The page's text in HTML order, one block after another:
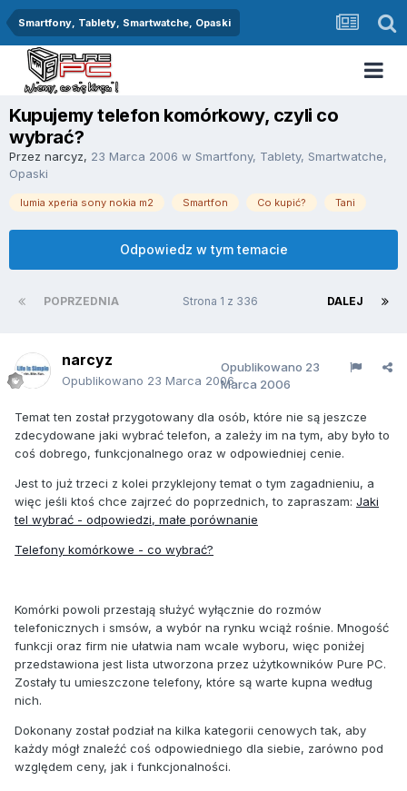
Smartfony, Tablety, Smartwatche, Opaski
Kupujemy telefon komórkowy, czyli co
wybrać?
Przez narcyz, 23 Marca 2006 w Smartfony, Tablety, Smartwatche,
Opaski
lumia xperia sony nokia m2 Smartfon Co kupić? Tani
Odpowiedz w tym temacie
POPRZEDNIA DALEJ
Strona 1 z 336
narcyz
Opublikowano 23 Marca 2006
Opublikowano 23
Marca 2006
Temat ten został przygotowany dla osób, które nie są jeszcze
zdecydowane jaki wybrać telefon, a zależy im na tym, aby było to
coś dobrego, funkcjonalnego oraz w odpowiedniej cenie.
Jest to już trzeci z kolei przyklejony temat o tym zagadnieniu, a
więc jeśli ktoś chce zajrzeć do poprzednich, to zapraszam: Jaki
tel wybrać - odpowiedzi, małe porównanie
Telefony komórkowe - co wybrać?
Komórki powoli przestają służyć wyłącznie do rozmów
telefonicznych i smsów, a wybór na rynku wciąż rośnie. Mnogość
funkcji oraz firm nie ułatwia nam wcale wyboru, więc poniżej
przedstawiona jest lista utworzona przez użytkowników Pure PC.
Zostały tu umieszczone telefony, które są warte kupna według
nich.
Dokonany został podział na kilka kategorii cenowych tak, aby
każdy mógł znaleźć coś odpowiedniego dla siebie, zarówno pod
względem ceny, jak i funkcjonalności.